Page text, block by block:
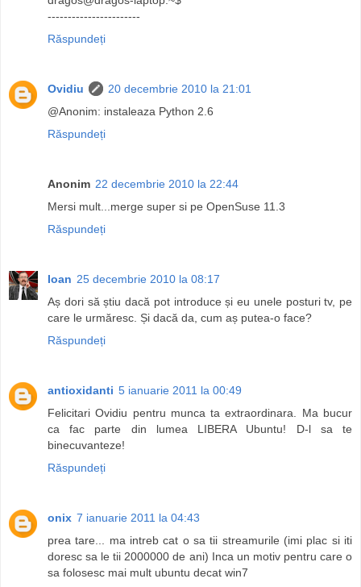
-----------------------
Răspundeți
Ovidiu
20 decembrie 2010 la 21:01
@Anonim: instaleaza Python 2.6
Răspundeți
Anonim 22 decembrie 2010 la 22:44
Mersi mult...merge super si pe OpenSuse 11.3
Răspundeți
Ioan 25 decembrie 2010 la 08:17
Aș dori să știu dacă pot introduce și eu unele posturi tv, pe
care le urmăresc. Și dacă da, cum aș putea-o face?
Răspundeți
antioxidanti 5 ianuarie 2011 la 00:49
Felicitari Ovidiu pentru munca ta extraordinara. Ma bucur
ca fac parte din lumea LIBERA Ubuntu! D-l sa te
binecuvanteze!
Răspundeți
onix 7 ianuarie 2011 la 04:43
prea tare... ma intreb cat o sa tii streamurile (imi plac si iti
doresc sa le tii 2000000 de ani) Inca un motiv pentru care o
sa folosesc mai mult ubuntu decat win7